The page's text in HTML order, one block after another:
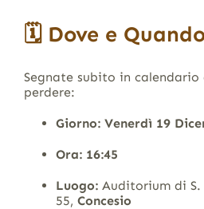
🗓 Dove e
Segnate subito in
perdere:
Giorno: Venerdì 19
Ora: 16:45
Luogo:Auditorium di S.
55, Concesio